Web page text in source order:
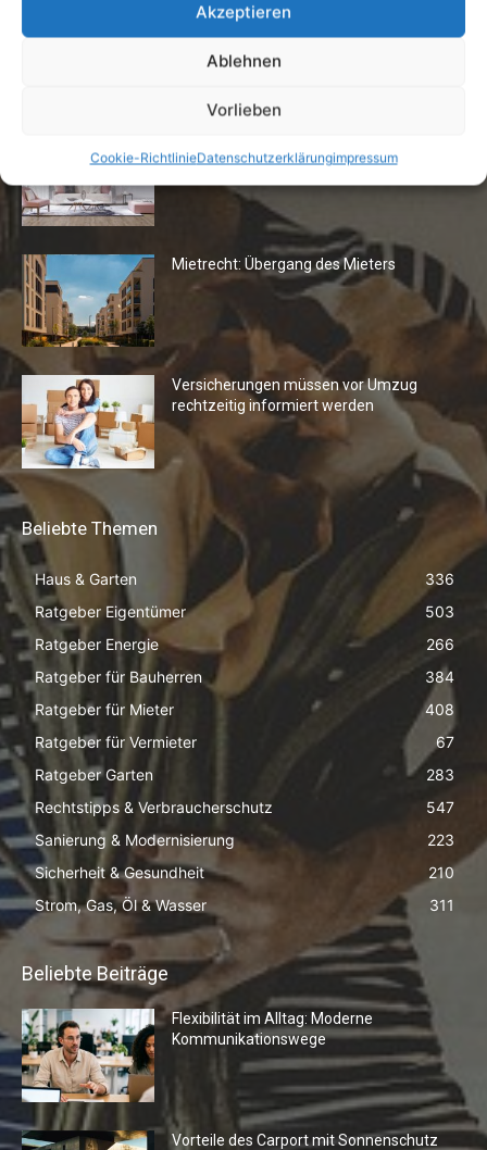
Akzeptieren
Ablehnen
Vorlieben
Cookie-RichtlinieDatenschutzerklärungimpressum
Wohnzimmer
Mietrecht: Übergang des Mieters
Versicherungen müssen vor Umzug
rechtzeitig informiert werden
Beliebte Themen
Haus & Garten
336
Ratgeber Eigentümer
503
Ratgeber Energie
266
Ratgeber für Bauherren
384
Ratgeber für Mieter
408
Ratgeber für Vermieter
67
Ratgeber Garten
283
Rechtstipps & Verbraucherschutz
547
Sanierung & Modernisierung
223
Sicherheit & Gesundheit
210
Strom, Gas, Öl & Wasser
311
Beliebte Beiträge
Flexibilität im Alltag: Moderne
Kommunikationswege
Vorteile des Carport mit Sonnenschutz